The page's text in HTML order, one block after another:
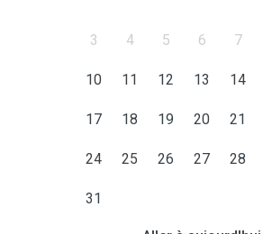
3 4 5 6 7
10 11 12 13 14
17 18 19 20 21
24 25 26 27 28
31